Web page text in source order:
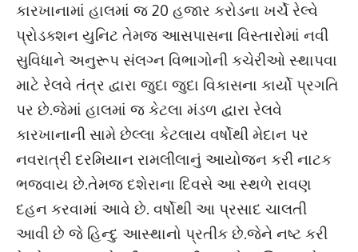
કારખાનામાં હાલમાં જ 20 હજાર કરોડના ખર્ચે રેલ્વે
પ્રોડક્શન યુનિટ તેમજ આસપાસના વિસ્તારોમાં નવી
સુવિધાને અનુરૂપ સંલગ્ન વિભાગોની કચેરીઓ સ્થાપવા
માટે રેલવે તંત્ર દ્વારા જુદા જુદા વિકાસના કાર્યો પ્રગતિ
પર છે.જેમાં હાલમાં જ કેટલા મંડળ દ્વારા રેલવે
કારખાનાની સામે છેલ્લા કેટલાય વર્ષોથી મેદાન પર
નવરાત્રી દરમિયાન રામલીલાનું આયોજન કરી નાટક
ભજવાય છે.તેમજ દશેરાના દિવસે આ સ્થળે રાવણ
દહન કરવામાં આવે છે. વર્ષોથી આ પ્રસાદ ચાલતી
આવી છે જે હિન્દુ આસ્થાનો પ્રતીક છે.જેને નષ્ટ કરી